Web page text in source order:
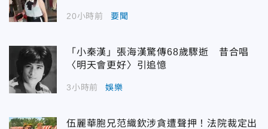
20小時前 要聞
「小秦漢」張海漢驚傳68歲驟逝 昔合唱
〈明天會更好〉引追憶
3小時前 娛樂
伍麗華胞兄范織欽涉貪遭聲押！法院裁定出